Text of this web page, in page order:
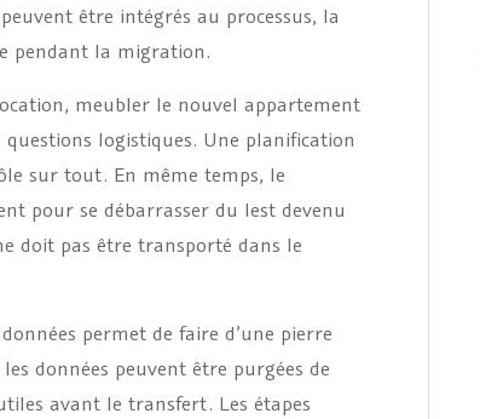
être intégrés au processus, la
pendant la migration.
meubler le nouvel appartement
logistiques. Une planification
sur tout. En même temps, le
pour se débarrasser du lest devenu
doit pas être transporté dans le
permet de faire d’une pierre
données peuvent être purgées de
avant le transfert. Les étapes